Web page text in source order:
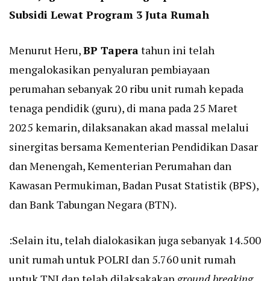
Subsidi Lewat Program 3 Juta Rumah
Menurut Heru,BP Taperatahun ini telah
mengalokasikan penyaluran pembiayaan
perumahan sebanyak 20 ribu unit rumah kepada
tenaga pendidik (guru), di mana pada 25 Maret
2025 kemarin, dilaksanakan akad massal melalui
sinergitas bersama Kementerian Pendidikan Dasar
dan Menengah, Kementerian Perumahan dan
Kawasan Permukiman, Badan Pusat Statistik (BPS),
dan Bank Tabungan Negara (BTN).
:Selain itu, telah dialokasikan juga sebanyak 14.500
unit rumah untuk POLRI dan 5.760 unit rumah